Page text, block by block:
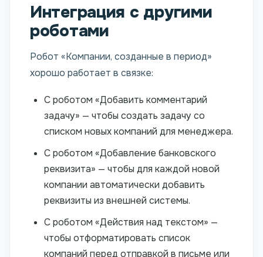
Интеграция с другими
роботами
Робот «Компании, созданные в период»
хорошо работает в связке:
С роботом «Добавить комментарий
задачу» — чтобы создать задачу со
списком новых компаний для менеджера.
С роботом «Добавление банковского
реквизита» — чтобы для каждой новой
компании автоматически добавить
реквизиты из внешней системы.
С роботом «Действия над текстом» —
чтобы отформатировать список
компаний перед отправкой в письме или